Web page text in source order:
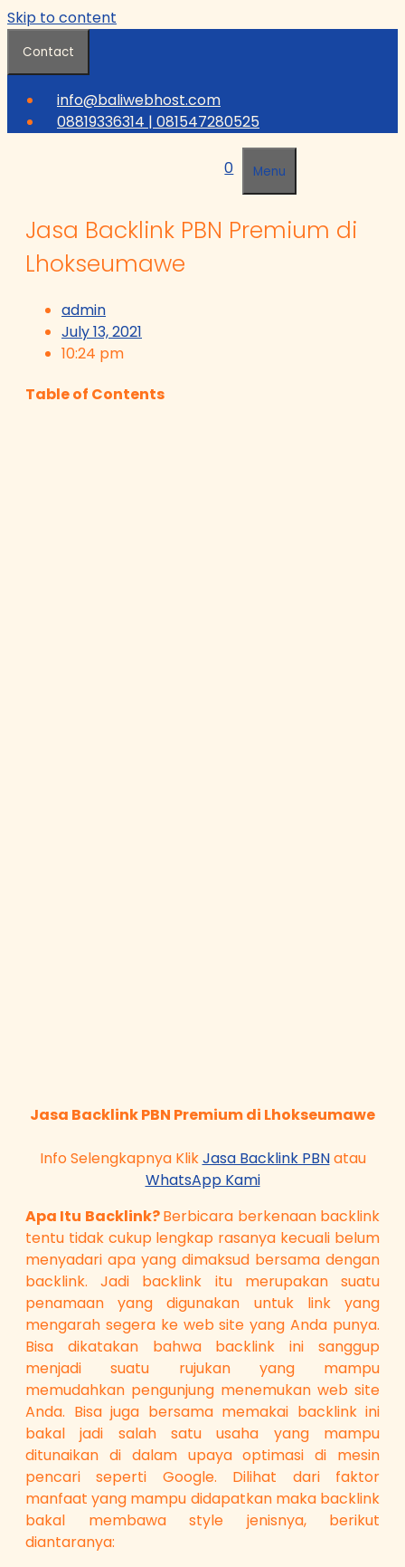
Skip to content
Contact
info@baliwebhost.com
08819336314 | 081547280525
0 Menu
Jasa Backlink PBN Premium di
Lhokseumawe
admin
July 13, 2021
10:24 pm
Table of Contents
Jasa Backlink PBN Premium di Lhokseumawe
Info Selengkapnya KlikJasa Backlink PBNatau
WhatsApp Kami
Apa Itu Backlink?Berbicara berkenaan backlink
tentu tidak cukup lengkap rasanya kecuali belum
menyadari apa yang dimaksud bersama dengan
backlink. Jadi backlink itu merupakan suatu
penamaan yang digunakan untuk link yang
mengarah segera ke web site yang Anda punya.
Bisa dikatakan bahwa backlink ini sanggup
menjadi suatu rujukan yang mampu
memudahkan pengunjung menemukan web site
Anda. Bisa juga bersama memakai backlink ini
bakal jadi salah satu usaha yang mampu
ditunaikan di dalam upaya optimasi di mesin
pencari seperti Google. Dilihat dari faktor
manfaat yang mampu didapatkan maka backlink
bakal membawa style jenisnya, berikut
diantaranya: